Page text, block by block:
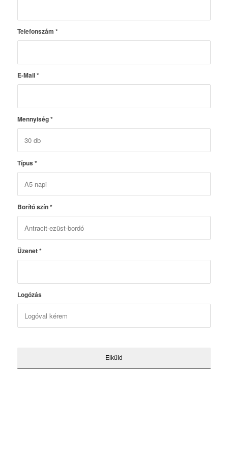
Telefonszám *
E-Mail*
Mennyiség*
Típus *
Borító szín*
Üzenet*
Logózás